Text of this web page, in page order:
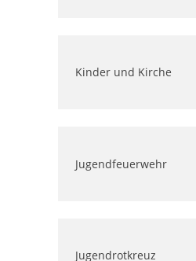
Kinder und Kirche
Jugendfeuerwehr
Jugendrotkreuz